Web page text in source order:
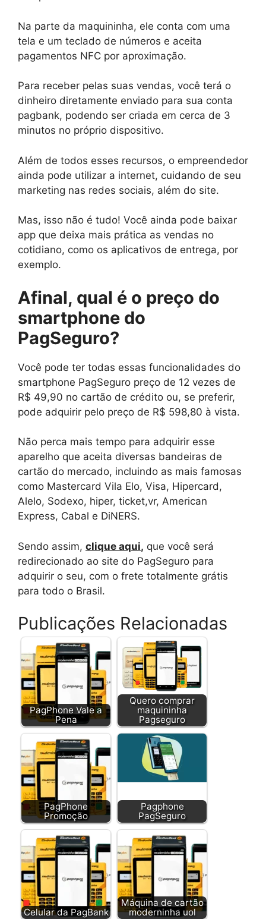
Na parte da maquininha, ele conta com uma
tela e um teclado de números e aceita
pagamentos NFC por aproximação.
Para receber pelas suas vendas, você terá o
dinheiro diretamente enviado para sua conta
pagbank, podendo ser criada em cerca de 3
minutos no próprio dispositivo.
Além de todos esses recursos, o empreendedor
ainda pode utilizar a internet, cuidando de seu
marketing nas redes sociais, além do site.
Mas, isso não é tudo! Você ainda pode baixar
app que deixa mais prática as vendas no
cotidiano, como os aplicativos de entrega, por
exemplo.
Afinal, qual é o preço do
smartphone do
PagSeguro?
Você pode ter todas essas funcionalidades do
smartphone PagSeguro preço de 12 vezes de
R$ 49,90 no cartão de crédito ou, se preferir,
pode adquirir pelo preço de R$ 598,80 à vista.
Não perca mais tempo para adquirir esse
aparelho que aceita diversas bandeiras de
cartão do mercado, incluindo as mais famosas
como Mastercard Vila Elo, Visa, Hipercard,
Alelo, Sodexo, hiper, ticket,vr, American
Express, Cabal e DiNERS.
Sendo assim, clique aqui, que você será
redirecionado ao site do PagSeguro para
adquirir o seu, com o frete totalmente grátis
para todo o Brasil.
Publicações Relacionadas
PagPhone Vale a
Pena
Quero comprar
maquininha
Pagseguro
PagPhone
Promoção
Pagphone
PagSeguro
Celular da PagBank
Máquina de cartão
moderninha uol